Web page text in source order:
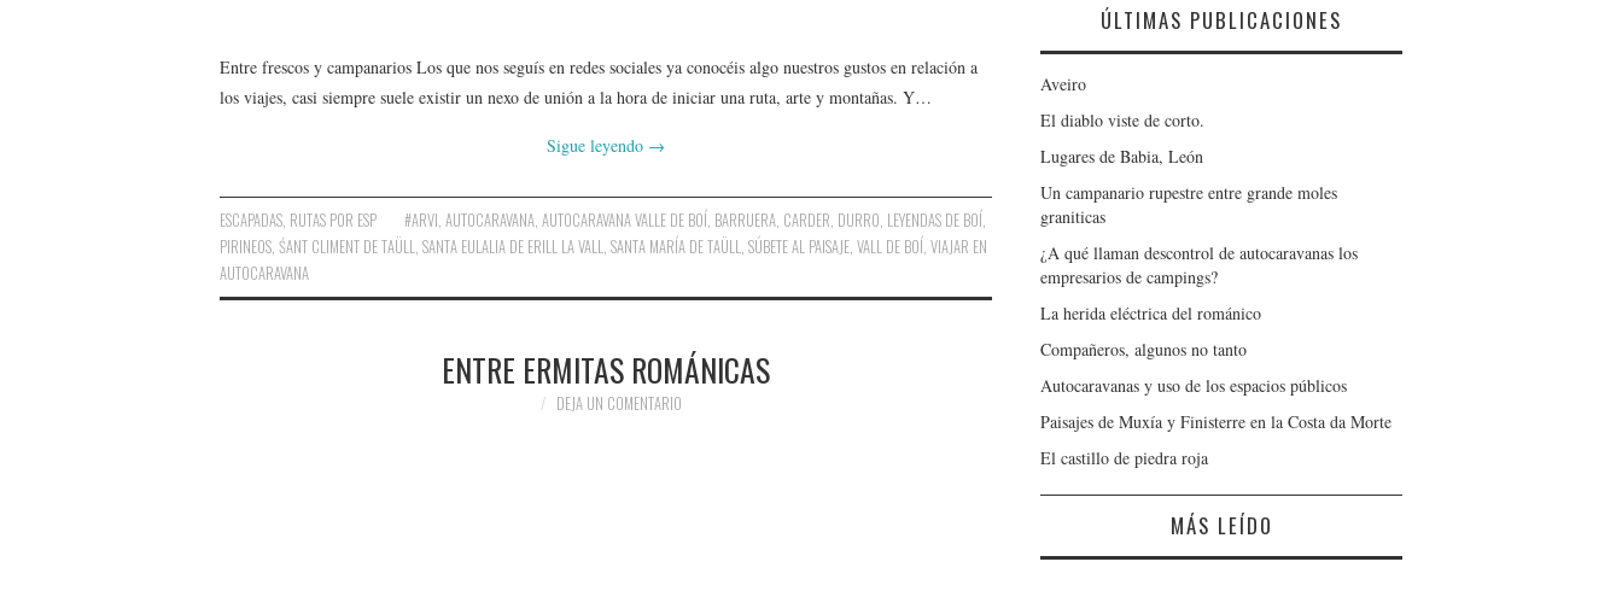
Entre frescos y campanarios Los que nos seguís en redes sociales ya conocéis algo nuestros gustos en relación a
los viajes, casi siempre suele existir un nexo de unión a la hora de iniciar una ruta, arte y montañas. Y…
Sigue leyendo →
ESCAPADAS, RUTAS POR ESP #ARVI, AUTOCARAVANA, AUTOCARAVANA VALLE DE BOÍ, BARRUERA, CARDER, DURRO, LEYENDAS DE BOÍ,
PIRINEOS, ŚANT CLIMENT DE TAÜLL, SANTA EULALIA DE ERILL LA VALL, SANTA MARÍA DE TAÜLL, SÚBETE AL PAISAJE, VALL DE BOÍ, VIAJAR EN
AUTOCARAVANA
ENTRE ERMITAS ROMÁNICAS
DEJA UN COMENTARIO
ÚLTIMAS PUBLICACIONES
Aveiro
El diablo viste de corto.
Lugares de Babia, León
Un campanario rupestre entre grande moles
graniticas
¿A qué llaman descontrol de autocaravanas los
empresarios de campings?
La herida eléctrica del románico
Compañeros, algunos no tanto
Autocaravanas y uso de los espacios públicos
Paisajes de Muxía y Finisterre en la Costa da Morte
El castillo de piedra roja
MÁS LEÍDO